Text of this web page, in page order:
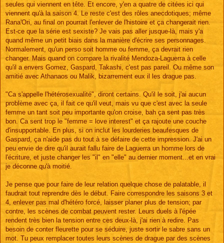
seules qui viennent en tête. Et encore, y'en a quatre de citées ici qui
viennent qu'à la saison 4. Le reste c'est des rôles anecdotiques; même
Rana'Ori, au final on pourrait l'enlever de l'histoire et ça changerait rien.
Est-ce que la série est sexiste? Je vais pas aller jusque-là, mais y'a
quand même un petit biais dans la manière d'écrire ses personnages.
Normalement, qu'un perso soit homme ou femme, ça devrait rien
changer. Mais quand on compare la rivalité Mendoza-Laguerra à celle
qu'il a envers Gomez, Gaspard, Takashi, c'est pas pareil. Ou même son
amitié avec Athanaos ou Malik, bizarrement eux il les drague pas.
"Ca s'appelle l'hétérosexualité", diront certains. Qu'il le soit, j'ai aucun
problème avec ça, il fait ce qu'il veut, mais vu que c'est avec la seule
femme un tant soit peu importante qu'on croise, bah ça sent pas très
bon. Ca sent trop le "femme = love interest" et ça rajoute une couche
d'insupportable. En plus, si on inclut les lourderies beaufesques de
Gaspard, ça n'aide pas du tout à se défaire de cette impression. J'ai un
peu envie de dire qu'il aurait fallu faire de Laguerra un homme lors de
l'écriture, et juste changer les "il" en "elle" au dernier moment...et en vrai
je déconne qu'à moitié.
Je pense que pour faire de leur relation quelque chose de palatable, il
faudrait tout reprendre dès le début. Faire correspondre les saisons 3 et
4, enlever pas mal d'hétéro forcé, laisser planer plus de tension; par
contre, les scènes de combat peuvent rester. Leurs duels à l'épée
rendent très bien la tension entre ces deux-là, j'ai rien à redire. Pas
besoin de conter fleurette pour se séduire, juste sortir le sabre sans un
mot. Tu peux remplacer toutes leurs scènes de drague par des scènes